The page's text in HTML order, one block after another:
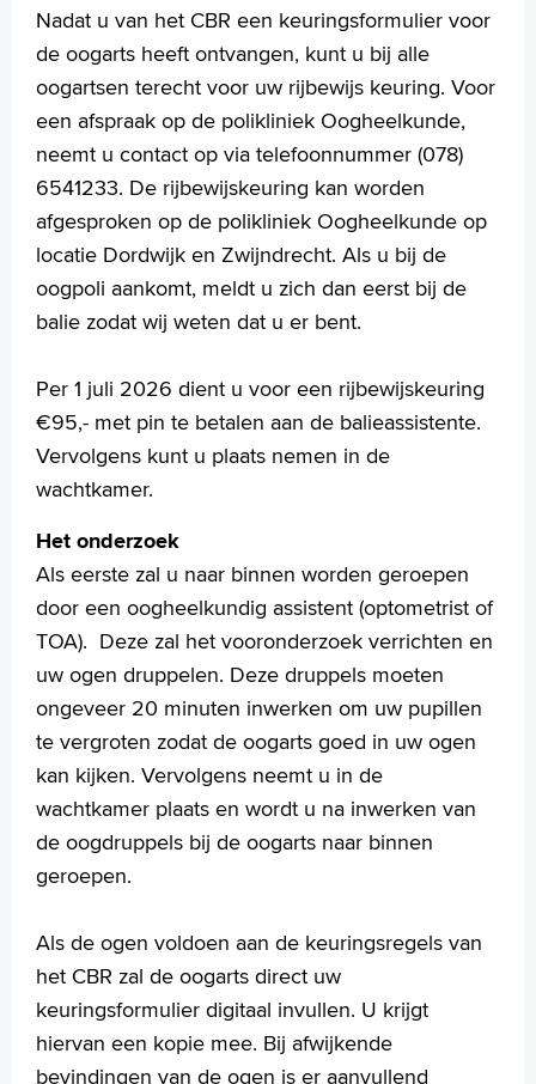
Specialismen
Werken en leren
Medewerkers
Contact
MijnASz
Verwijzers
Tekstgrootte A
Voorleesfunctie
English
Français
Polski
Türkçe
Arabisch
Nadat u van het CBR een keuringsformulier voor
de oogarts heeft ontvangen, kunt u bij alle
oogartsen terecht voor uw rijbewijs keuring. Voor
een afspraak op de polikliniek Oogheelkunde,
neemt u contact op via telefoonnummer (078)
6541233. De rijbewijskeuring kan worden
afgesproken op de polikliniek Oogheelkunde op
locatie Dordwijk en Zwijndrecht. Als u bij de
oogpoli aankomt, meldt u zich dan eerst bij de
balie zodat wij weten dat u er bent.
Per 1 juli 2026 dient u voor een rijbewijskeuring
€95,- met pin te betalen aan de balieassistente.
Vervolgens kunt u plaats nemen in de
wachtkamer.
Het onderzoek
Als eerste zal u naar binnen worden geroepen
door een oogheelkundig assistent (optometrist of
TOA). Deze zal het vooronderzoek verrichten en
uw ogen druppelen. Deze druppels moeten
ongeveer 20 minuten inwerken om uw pupillen
te vergroten zodat de oogarts goed in uw ogen
kan kijken. Vervolgens neemt u in de
wachtkamer plaats en wordt u na inwerken van
de oogdruppels bij de oogarts naar binnen
geroepen.
Als de ogen voldoen aan de keuringsregels van
het CBR zal de oogarts direct uw
keuringsformulier digitaal invullen. U krijgt
hiervan een kopie mee. Bij afwijkende
bevindingen van de ogen is er aanvullend